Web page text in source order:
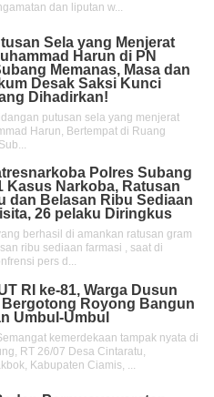
dan liputan w...
Sela yang Menjerat
Harun di PN
Memanas, Masa dan
Desak Saksi Kunci
Dihadirkan!
putusan sela yang menjerat
Harun, Bertempat di Ruang
Polres Subang
Kasus Narkoba, Ratusan
dan Belasan Ribu Sediaan
26 pelaku Diringkus
berhasil di amankan ratusan gram
ribu sediaan farmasi , saat di
pers d...
RI ke-81, Warga Dusun
Royong Bangun
Umbul-Umbul
kemerdekaan tampak nyata di
RT 26/07 Desa Cintaratu,
Kabupaten Ciamis, ...